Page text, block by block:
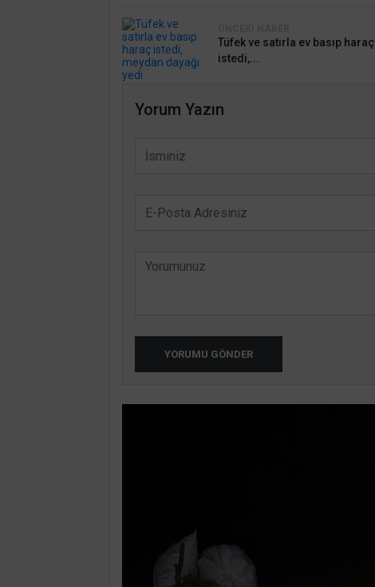
Tüfek ve satırla ev basıp haraç
istedi,...
Yorum Yazın
YORUMU GÖNDER